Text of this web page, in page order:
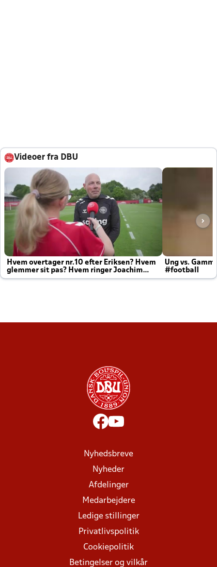
Videoer fra DBU
Hvem overtager nr.10 efter Eriksen? Hvem
glemmer sit pas? Hvem ringer Joachim
altid til efter kampe?
Ung vs.
#football
Nyhedsbreve
Nyheder
Afdelinger
Medarbejdere
Ledige stillinger
Privatlivspolitik
Cookiepolitik
Betingelser og vilkår